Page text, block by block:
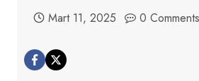
Mart 11, 2025 0 Comments